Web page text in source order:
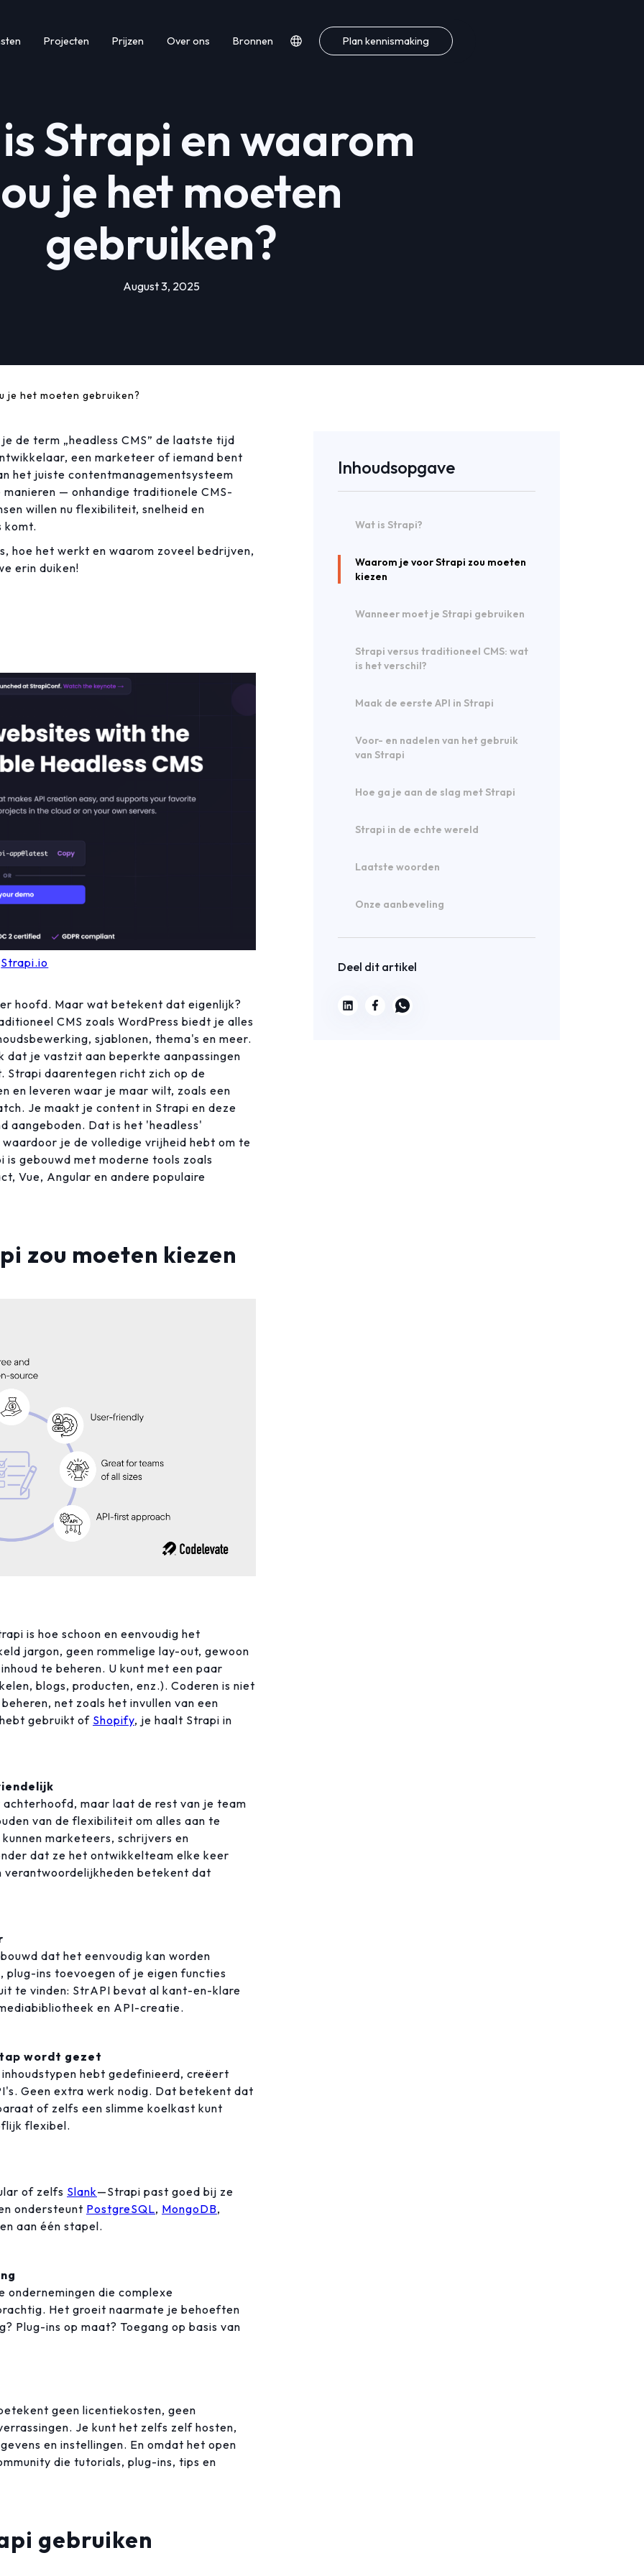
Projecten Prijzen Over ons Bronnen Plan kennismaking
Strapi en waarom
je het moeten
gebruiken?
August 3, 2025
je het moeten gebruiken?
de term „headless CMS” de laatste tijd
een marketeer of iemand bent
het juiste contentmanagementsysteem
— onhandige traditionele CMS-
willen nu flexibiliteit, snelheid en
komt.
hoe het werkt en waarom zoveel bedrijven,
erin duiken!
Strapi.io
hoofd. Maar wat betekent dat eigenlijk?
CMS zoals WordPress biedt je alles
sjablonen, thema's en meer.
je vastzit aan beperkte aanpassingen
daarentegen richt zich op de
en leveren waar je maar wilt, zoals een
Je maakt je content in Strapi en deze
aangeboden. Dat is het 'headless'
je de volledige vrijheid hebt om te
gebouwd met moderne tools zoals
Vue, Angular en andere populaire
zou moeten kiezen
is hoe schoon en eenvoudig het
jargon, geen rommelige lay-out, gewoon
te beheren. U kunt met een paar
blogs, producten, enz.). Coderen is niet
net zoals het invullen van een
gebruikt of Shopify, je haalt Strapi in
maar laat de rest van je team
van de flexibiliteit om alles aan te
marketeers, schrijvers en
dat ze het ontwikkelteam elke keer
verantwoordelijkheden betekent dat
dat het eenvoudig kan worden
plug-ins toevoegen of je eigen functies
te vinden: StrAPI bevat al kant-en-klare
en API-creatie.
wordt gezet
hebt gedefinieerd, creëert
Geen extra werk nodig. Dat betekent dat
of zelfs een slimme koelkast kunt
flexibel.
of zelfs Slank—Strapi past goed bij ze
ondersteunt PostgreSQL, MongoDB,
aan één stapel.
ondernemingen die complexe
Het groeit naarmate je behoeften
Plug-ins op maat? Toegang op basis van
geen licentiekosten, geen
Je kunt het zelfs zelf hosten,
en instellingen. En omdat het open
die tutorials, plug-ins, tips en
gebruiken
Inhoudsopgave
Wat is Strapi?
Waarom je voor Strapi zou moeten
kiezen
Wanneer moet je Strapi gebruiken
Strapi versus traditioneel CMS: wat
is het verschil?
Maak de eerste API in Strapi
Voor- en nadelen van het gebruik
van Strapi
Hoe ga je aan de slag met Strapi
Strapi in de echte wereld
Laatste woorden
Onze aanbeveling
Deel dit artikel